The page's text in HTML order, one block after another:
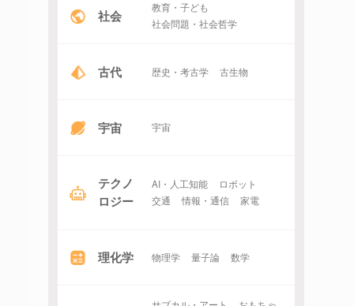
社会
教育・子ども
社会問題・社会哲学
古代 歴史・考古学 古生物
宇宙 宇宙
テクノ
ロジー
AI・人工知能
ロボット
交通
情報・通信 家電
理化学 物理学 量子論 数学